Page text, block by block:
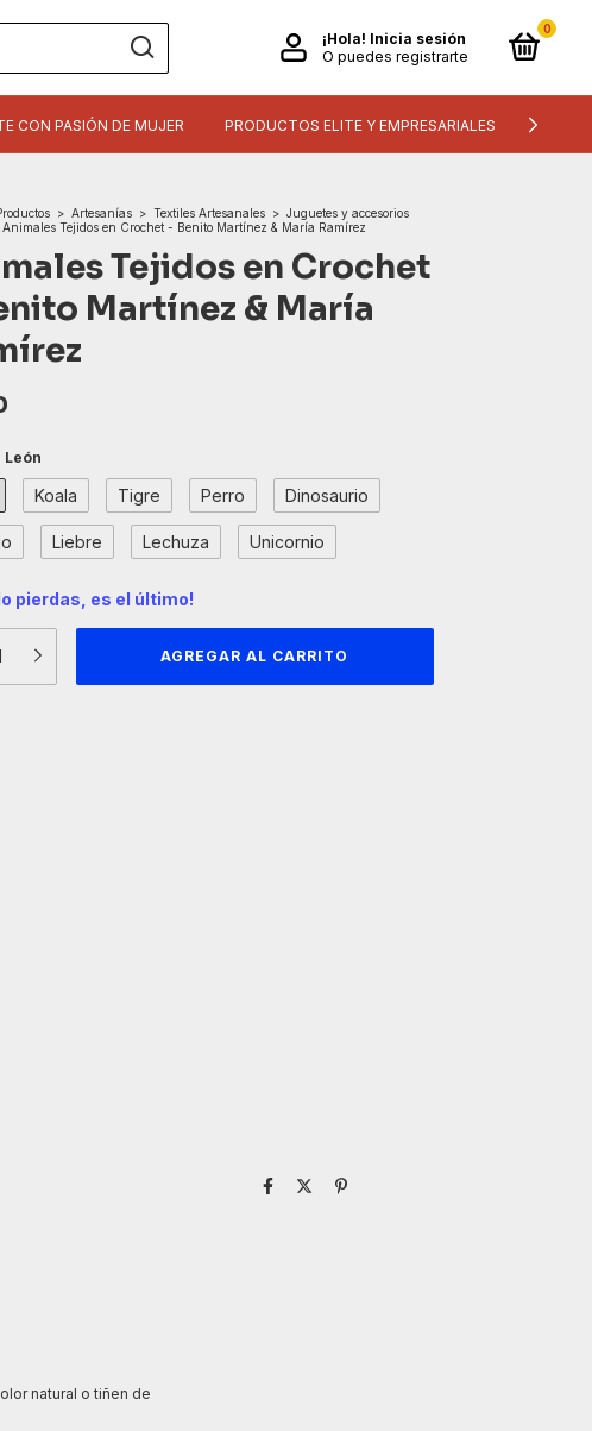
¡Hola! Inicia sesión
O puedes registrarte
0
CON PASIÓN DE MUJER PRODUCTOS ELITE Y EMPRESARIALES
> Artesanías > Textiles Artesanales > Juguetes y accesorios
Animales Tejidos en Crochet - Benito Martínez & María Ramírez
Tejidos en Crochet
Martínez & María
León
Koala Tigre Perro Dinosaurio
Liebre Lechuza Unicornio
pierdas, es el último!
natural o tiñen de